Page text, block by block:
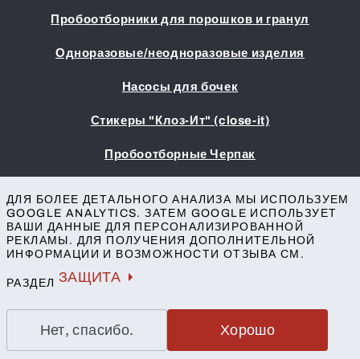
Пробоотборники для порошков и гранул
Одноразовые/неодноразовые изделия
Насосы для бочек
Стикеры "Клоз-Ит" (close-it)
Пробоотборные Черпак
Условия заключения сделок
Защита данных
Доступность
ДЛЯ БОЛЕЕ ДЕТАЛЬНОГО АНАЛИЗА МЫ ИСПОЛЬЗУЕМ
GOOGLE ANALYTICS. ЗАТЕМ GOOGLE ИСПОЛЬЗУЕТ
ВАШИ ДАННЫЕ ДЛЯ ПЕРСОНАЛИЗИРОВАННОЙ
РЕКЛАМЫ. ДЛЯ ПОЛУЧЕНИЯ ДОПОЛНИТЕЛЬНОЙ
ИНФОРМАЦИИ И ВОЗМОЖНОСТИ ОТЗЫВА СМ.
РАЗДЕЛ ЗАЩИТА
Нет, спасибо. Хорошо